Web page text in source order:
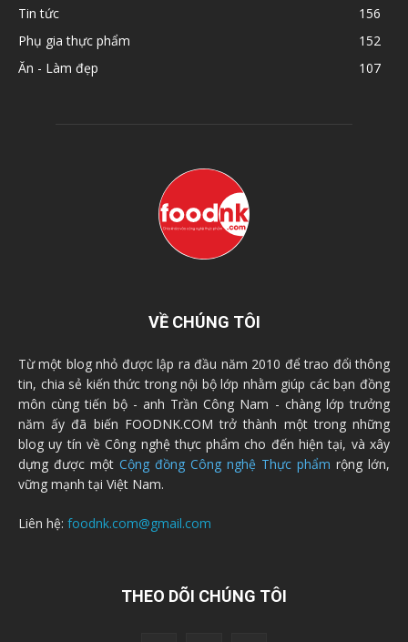
Tin tức
156
Phụ gia thực phẩm
152
Ăn - Làm đẹp
107
VỀ CHÚNG TÔI
Từ một blog nhỏ được lập ra đầu năm 2010 để trao đổi thông
tin, chia sẻ kiến thức trong nội bộ lớp nhằm giúp các bạn đồng
môn cùng tiến bộ - anh Trần Công Nam - chàng lớp trưởng
năm ấy đã biến FOODNK.COM trở thành một trong những
blog uy tín về Công nghệ thực phẩm cho đến hiện tại, và xây
dựng được một Cộng đồng Công nghệ Thực phẩm rộng lớn,
vững mạnh tại Việt Nam.
Liên hệ: foodnk.com@gmail.com
THEO DÕI CHÚNG TÔI